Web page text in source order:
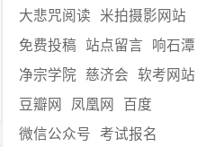
大悲咒阅读
米拍摄影网站
免费投稿
站点留言
响石潭
净宗学院
慈济会
软考网站
豆瓣网
凤凰网
百度
微信公众号
考试报名